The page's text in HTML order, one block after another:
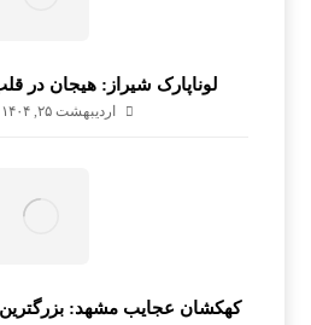
لوناپارک شیراز: هیجان در
اردیبهشت ۲۵, ۱۴۰۴
کهکشان عجایب مشهد: